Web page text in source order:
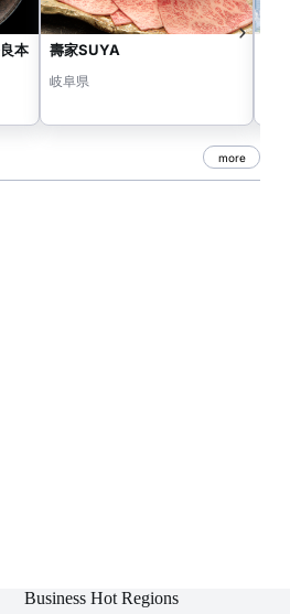
本
壽家SUYA
岐阜県
more
Business Hot Regions